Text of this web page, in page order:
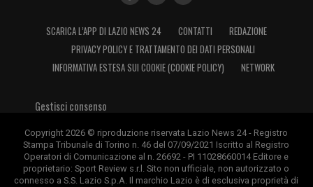
SCARICA L’APP DI LAZIO NEWS 24 CONTATTI
REDAZIONE
PRIVACY POLICY E TRATTAMENTO DEI DATI PERSONALI
INFORMATIVA ESTESA SUI COOKIE (COOKIE POLICY)
NETWORK
Gestisci consenso
Copyright 2026 © riproduzione riservata Lazio News 24 - Registro
Stampa Tribunale di Torino n. 46 del 07/09/2021 Iscritto al Registro
Operatori di Comunicazione al n. 26692 - PI 11028660014 Editore e
proprietario: Sport Review s.r.l. Sito non ufficiale, non autorizzato o
connesso a S.S. Lazio S.p.A. Il marchio Lazio è di esclusiva proprietà di